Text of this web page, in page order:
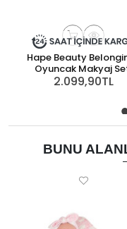
Hape Beauty
Oyuncak Makyaj
2.099,90TL
BUNU